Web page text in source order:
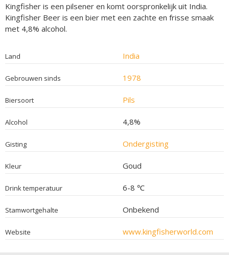
Kingfisher is een pilsener en komt oorspronkelijk uit India.
Kingfisher Beer is een bier met een zachte en frisse smaak
met 4,8% alcohol.
Land India
Gebrouwen sinds 1978
Biersoort Pils
Alcohol 4,8%
Gisting Ondergisting
Kleur Goud
Drink temperatuur 6-8 ℃
Stamwortgehalte Onbekend
Website www.kingfisherworld.com